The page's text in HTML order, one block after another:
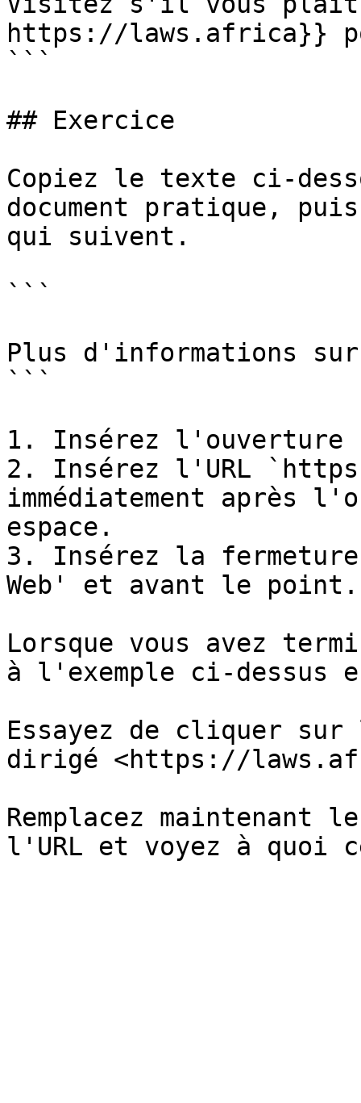
https://laws.africa}}
```
## Exercice
Copiez le texte ci-
document pratique,
qui suivent.
```
Plus d'informations
```
1. Insérez
2. Insérez l'URL
immédiatement après
espace.
3. Insérez la
Web' et avant le point.
Lorsque vous avez
à l'exemple ci-dessus
Essayez de cliquer
dirigé <https://
Remplacez